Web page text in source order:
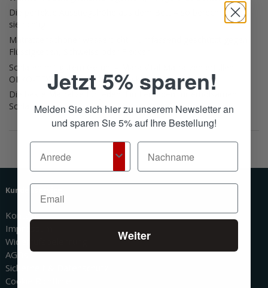
Die perfekte Ausstiegshöhe aus dem Bett – so berechnest du
sie richtig
Matratzenschoner wasserdicht – umfassend geschützt gegen
Flüssigkeiten, Schweiss oder Flecken
Schlafen mit gutem Gefühl – Mara Vital Matratzen erfüllen
OEKO-TEX® Standard 100, Babyklasse 1
Die beste Matratze für jeden: Ein Leitfaden für erholsamen
Schlaf
Kundenservice
Kontakt
Impressum
Widerrufsbelehrung
AGBs
Sicherheit & Datenschutz
Cookie Richtlinie
Jetzt 5% sparen!
Melden Sie sich hier zu unserem Newsletter an
und sparen Sie 5% auf Ihre Bestellung!
Weiter